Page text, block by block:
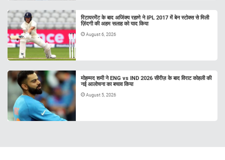
रिटायरमेंट के बाद अजिंक्य रहाणे ने IPL 2017 में बेन स्टोक्स से मिली
ज़िंदगी की अहम सलाह को याद किया
August 6, 2026
मोहम्मद शमी ने ENG vs IND 2026 सीरीज़ के बाद विराट कोहली की
नई आलोचना का बचाव किया
August 5, 2026